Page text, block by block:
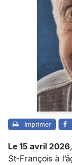
Imprimer
Le 15 avril 2026
St-François à